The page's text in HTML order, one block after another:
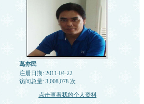
葛亦民
注册日期: 2011-04-22
访问总量: 3,008,078 次
点击查看我的个人资料